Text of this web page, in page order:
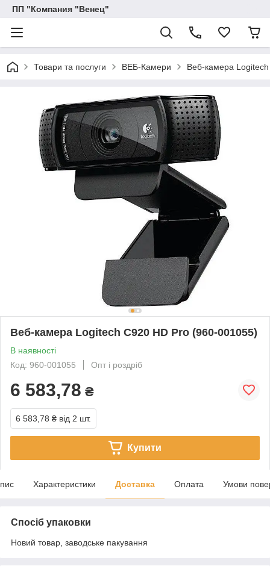
ПП "Компания "Венец"
Товари та послуги ВЕБ-Камери Веб-камера
Веб-камера Logitech C920 HD Pro (960-001055)
В наявності
Код: 960-001055
Опт і роздріб
6 583,78 ₴
6 583,78 ₴ від 2 шт.
Купити
Характеристики Доставка Оплата Умови
Спосіб упаковки
Новий товар, заводське пакування